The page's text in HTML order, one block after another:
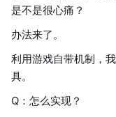
是不是很心痛？
办法来了。
利用游戏自带机制，
具。
Q：怎么实现？